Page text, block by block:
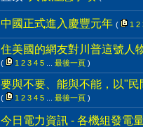
中國正式進入慶豐元年 ( 1 2
住美國的網友對川普這號人
( 1 2 3 4 5 最後一頁 )
要與不要、能與不能，以"
( 1 2 3 4 5 最後一頁 )
今日電力資訊 - 各機組發電